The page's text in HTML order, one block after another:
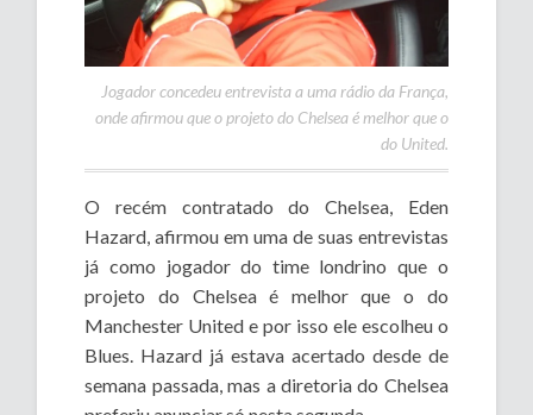
Jogador concedeu entrevista a uma rádio da França,
onde afirmou que o projeto do Chelsea é melhor que o
do United.
O recém contratado do Chelsea, Eden
Hazard, afirmou em uma de suas entrevistas
já como jogador do time londrino que o
projeto do Chelsea é melhor que o do
Manchester United e por isso ele escolheu o
Blues. Hazard já estava acertado desde de
semana passada, mas a diretoria do Chelsea